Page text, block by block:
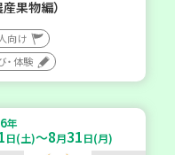
産果物編）
向け
・体験
年
日(土)～8月31日(月)